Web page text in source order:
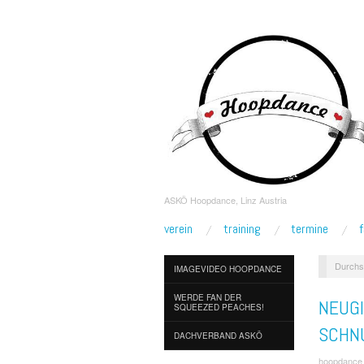
ASKÖ Hoopdance, Linz Austria
verein training termine
IMAGEVIDEO HOOPDANCE
WERDE FAN DER
SQUEEZED PEACHES!
DACHVERBAND ASKÖ
hoopdance